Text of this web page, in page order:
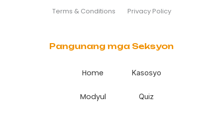
Terms & Conditions Privacy Policy
Pangunang mga Seksyon
Home
Modyul
Kasosyo
Quiz